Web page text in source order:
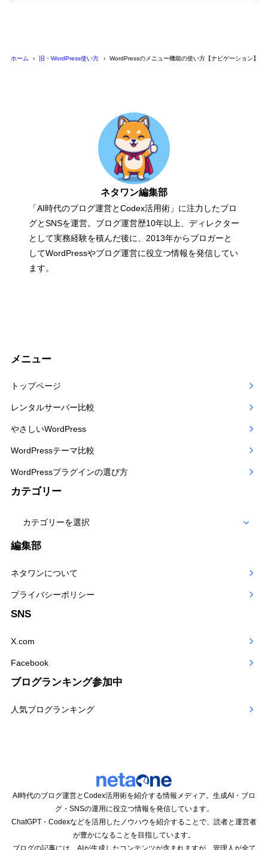
ホーム 旧・WordPress使い方 WordPressのメニュー機能の使い方【ナビゲーション】
ネタワン編集部
「AI時代のブログ運営とCodex活用術」に注力したブロ
グとSNSを運営。ブログ運営歴10年以上、ディレクター
として実務経験を積んだ後に、2013年からブロガーと
してWordPressやブログ運営に役立つ情報を発信してい
ます。
メニュー
トップページ
レンタルサーバー比較
やさしいWordPress
WordPressテーマ比較
WordPressプラグインの選び方
カテゴリー
テ
リー
編集部
ネタワンについて
プライバシーポリシー
SNS
X.com
Facebook
ブログランキング参加中
人気ブログランキング
AI時代のブログ運営とCodex活用術を紹介する情報メディア。生成AI・ブロ
グ・SNSの運用に役立つ情報を発信しています。
ChatGPT・Codexなどを活用したノウハウを紹介することで、読者と運営者
が豊かになることを目指しています。
ブログの記事には、AIが生成したコンテンツが含まれますが、管理人が全て